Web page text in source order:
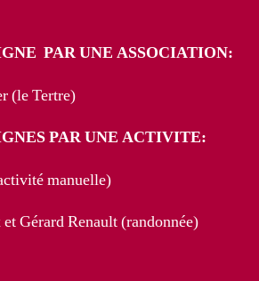
PAR UNE ASSOCIATION:
(le Tertre)
PAR UNE ACTIVITE:
manuelle)
Gérard Renault (randonnée)